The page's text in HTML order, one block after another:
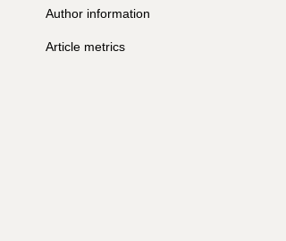
Author information
Article metrics